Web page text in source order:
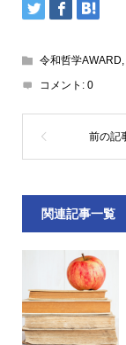
令和哲学AWARD,
コメント: 0
関連記事一覧